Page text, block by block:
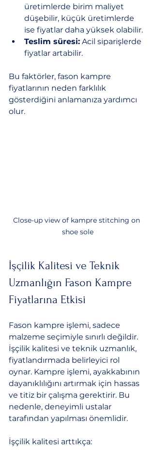
üretimlerde birim maliyet
düşebilir, küçük üretimlerde
ise fiyatlar daha yüksek olabilir.
Teslim süresi: Acil siparişlerde
fiyatlar artabilir.
Bu faktörler, fason kampre
fiyatlarının neden farklılık
gösterdiğini anlamanıza yardımcı
olur.
Close-up view of kampre stitching on
shoe sole
İşçilik Kalitesi ve Teknik
Uzmanlığın Fason Kampre
Fiyatlarına Etkisi
Fason kampre işlemi, sadece
malzeme seçimiyle sınırlı değildir.
İşçilik kalitesi ve teknik uzmanlık,
fiyatlandırmada belirleyici rol
oynar. Kampre işlemi, ayakkabının
dayanıklılığını artırmak için hassas
ve titiz bir çalışma gerektirir. Bu
nedenle, deneyimli ustalar
tarafından yapılması önemlidir.
İşçilik kalitesi arttıkça: